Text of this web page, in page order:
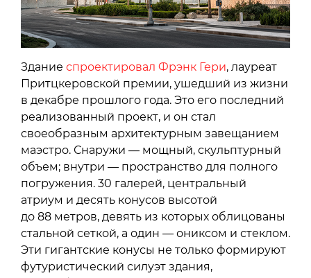
Здание спроектировал Фрэнк Гери, лауреат
Притцкеровской премии, ушедший из жизни
в декабре прошлого года. Это его последний
реализованный проект, и он стал
своеобразным архитектурным завещанием
маэстро. Снаружи — мощный, скульптурный
объем; внутри — пространство для полного
погружения. 30 галерей, центральный
атриум и десять конусов высотой
до 88 метров, девять из которых облицованы
стальной сеткой, а один — ониксом и стеклом.
Эти гигантские конусы не только формируют
футуристический силуэт здания,